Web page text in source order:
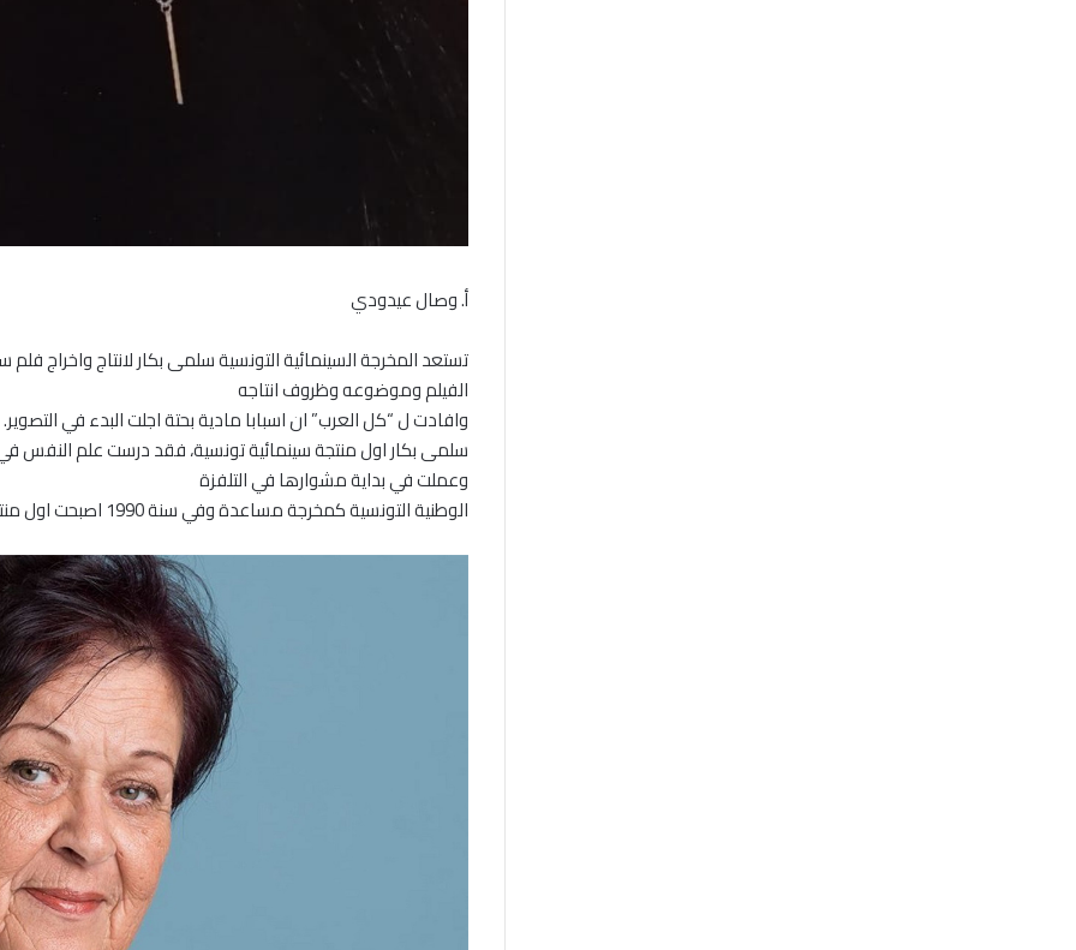
أ. وصال عيدودي
الفيلم وموضوعه وظروف انتاجه
وافادت ل “كل العرب” ان اسبابا مادية بحتة اجلت البدء في التصوير.
سلمى بكار اول منتجة سينمائية تونسية، فقد درست علم النفس
وعملت في بداية مشوارها في التلفزة
الوطنية التونسية كمخرجة مساعدة وفي سنة 1990 اصبحت اول منتجة سينمائية في تونس.